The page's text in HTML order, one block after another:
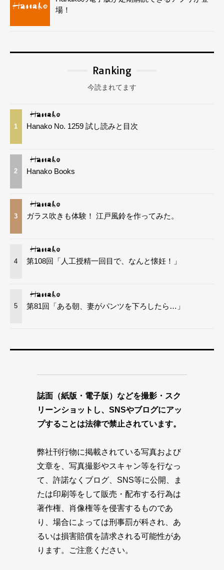
場！
Ranking
今読まれてます
1 Hanako No. 1259 試し読みと目次
2 Hanako Books
3 ガラス吹きも体験！ 江戸風鈴を作ってみた。
4 第108回「人工授精一回目で、なんと懐妊！」
5 第81回「ある朝、妻がパンツを下ろしたら…」
誌面（紙版・電子版）などを撮影・スク
リーンショットし、SNSやブログにアッ
プすることは法律で禁止されています。
弊社刊行物に掲載されている写真および
文章を、写真撮影やスキャン等を行なっ
て、許諾なくブログ、SNS等に公開、ま
たは印刷等をして販売・配布する行為は
著作権、肖像権等を侵害するものであ
り、場合によっては刑事罰が科され、あ
るいは損害賠償を請求される可能性があ
ります。ご注意ください。